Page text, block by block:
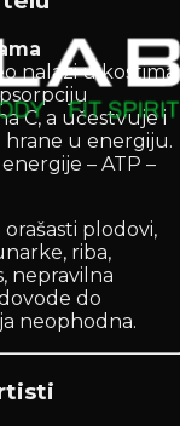
nalazi u kostima
C, a učestvuje i
u energiju.
– ATP –
plodovi,
riba,
nepravilna
do
neophodna.